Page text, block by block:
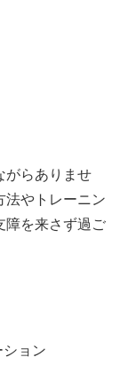
がらありませ
法やトレーニン
障を来さず過ご
ョン